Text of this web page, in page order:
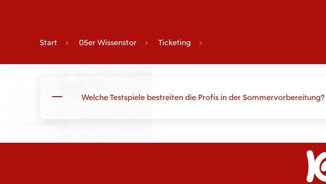
Start 05er Wissenstor Ticketing
Welche Testspiele bestreiten die Profis in der Sommervorbereitung?